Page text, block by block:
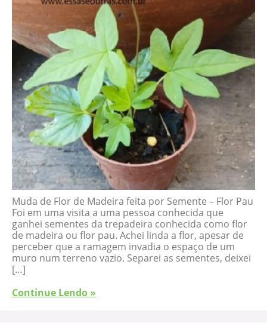
Muda de Flor de Madeira feita por Semente – Flor Pau
Foi em uma visita a uma pessoa conhecida que
ganhei sementes da trepadeira conhecida como flor
de madeira ou flor pau. Achei linda a flor, apesar de
perceber que a ramagem invadia o espaço de um
muro num terreno vazio. Separei as sementes, deixei
[…]
Continue Lendo »